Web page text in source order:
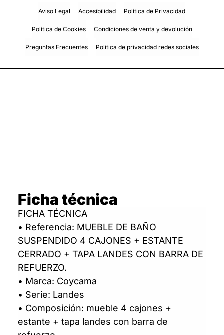
Aviso Legal Accesibilidad Política de Privacidad
Política de Cookies Condiciones de venta y devolución
Preguntas Frecuentes Politica de privacidad redes sociales
Ficha técnica
FICHA TÉCNICA
• Referencia: MUEBLE DE BAÑO
SUSPENDIDO 4 CAJONES + ESTANTE
CERRADO + TAPA LANDES CON BARRA DE
REFUERZO.
• Marca: Coycama
• Serie: Landes
• Composición: mueble 4 cajones +
estante + tapa landes con barra de